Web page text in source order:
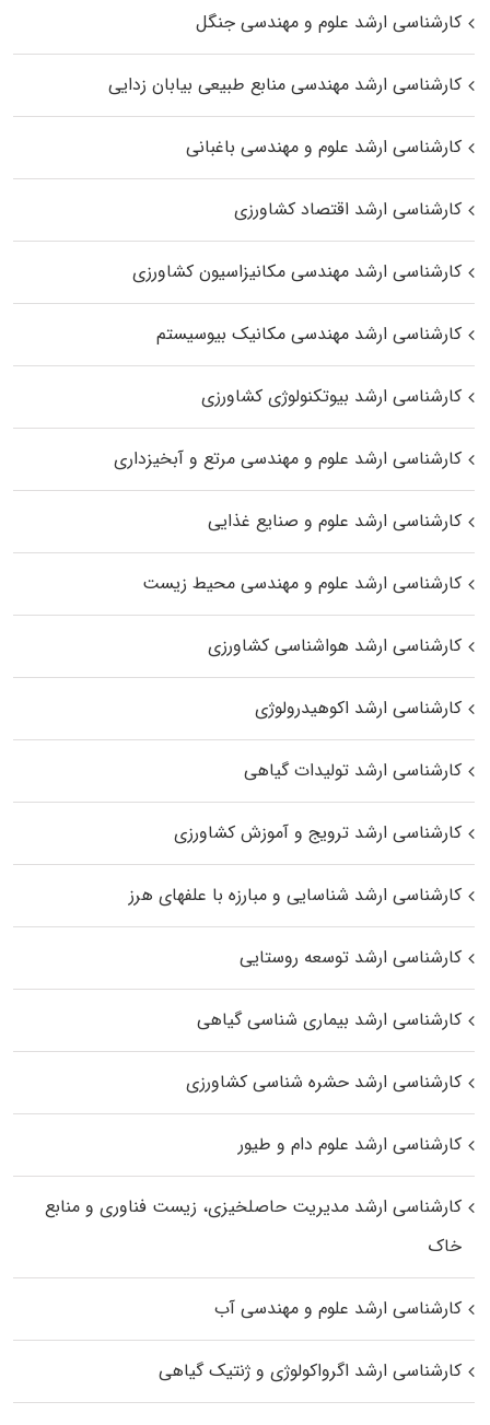
کارشناسی ارشد علوم و مهندسی جنگل
کارشناسی ارشد مهندسی منابع طبیعی بیابان زدایی
کارشناسی ارشد علوم و مهندسی باغبانی
کارشناسی ارشد اقتصاد کشاورزی
کارشناسی ارشد مهندسی مکانیزاسیون کشاورزی
کارشناسی ارشد مهندسی مکانیک بیوسیستم
کارشناسی ارشد بیوتکنولوژی کشاورزی
کارشناسی ارشد علوم و مهندسی مرتع و آبخیزداری
کارشناسی ارشد علوم و صنایع غذایی
کارشناسی ارشد علوم و مهندسی محیط زیست
کارشناسی ارشد هواشناسی کشاورزی
کارشناسی ارشد اکوهیدرولوژی
کارشناسی ارشد تولیدات گیاهی
کارشناسی ارشد ترویج و آموزش کشاورزی
کارشناسی ارشد شناسایی و مبارزه با علفهای هرز
کارشناسی ارشد توسعه روستایی
کارشناسی ارشد بیماری‌ شناسی گیاهی
کارشناسی ارشد حشره‌ شناسی کشاورزی
کارشناسی ارشد علوم دام و طیور
کارشناسی ارشد مدیریت حاصلخیزی، زیست فناوری و منابع
خاک
کارشناسی ارشد علوم و مهندسی آب
کارشناسی ارشد اگرواکولوژی و ژنتیک گیاهی